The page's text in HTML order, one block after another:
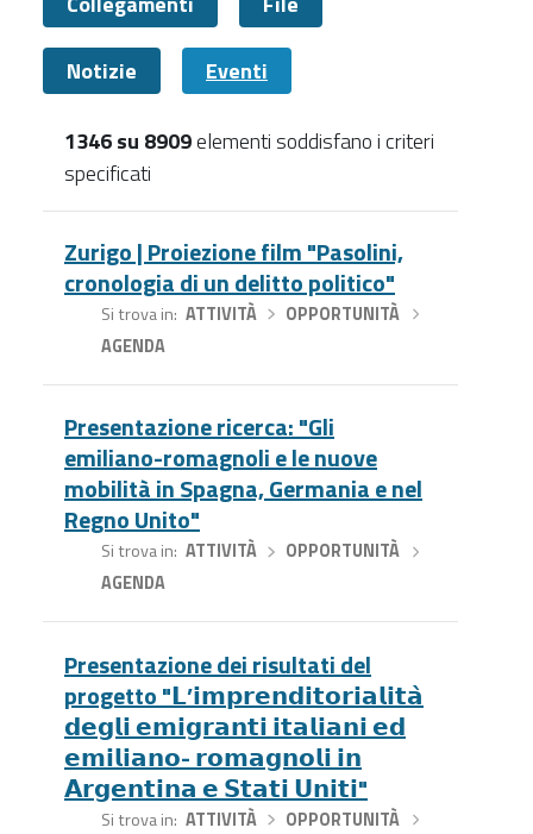
Notizie Eventi
1346 su 8909elementi soddisfano i criteri
specificati
Zurigo | Proiezione film "Pasolini,
cronologia di un delitto politico"
Si trova in ATTIVITÀ› OPPORTUNITÀ
AGENDA
Presentazione ricerca: "Gli
emiliano-romagnoli e le nuove
mobilità in Spagna, Germania e nel
Regno Unito"
Si trova in ATTIVITÀ› OPPORTUNITÀ
AGENDA
Presentazione dei risultati del
progetto "𝗟’𝗶𝗺𝗽𝗿𝗲𝗻𝗱𝗶𝘁𝗼𝗿𝗶𝗮𝗹𝗶𝘁𝗮̀
𝗱𝗲𝗴𝗹𝗶 𝗲𝗺𝗶𝗴𝗿𝗮𝗻𝘁𝗶 𝗶𝘁𝗮𝗹𝗶𝗮𝗻𝗶 𝗲𝗱
𝗲𝗺𝗶𝗹𝗶𝗮𝗻𝗼- 𝗿𝗼𝗺𝗮𝗴𝗻𝗼𝗹𝗶 𝗶𝗻
𝗔𝗿𝗴𝗲𝗻𝘁𝗶𝗻𝗮 𝗲 𝗦𝘁𝗮𝘁𝗶 𝗨𝗻𝗶𝘁𝗶"
Si trova in ATTIVITÀ› OPPORTUNITÀ